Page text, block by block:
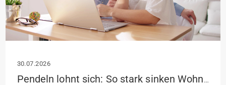
30.07.2026
Pendeln lohnt sich: So stark sinken Wohnungspreise im Umland